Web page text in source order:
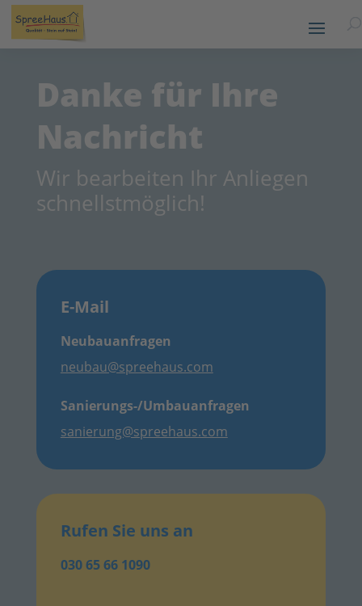
Danke für Ihre
Nachricht
Wir bearbeiten Ihr Anliegen
schnellstmöglich!
E-Mail
Neubauanfragen
neubau@spreehaus.com
Sanierungs-/Umbauanfragen
sanierung@spreehaus.com
Rufen Sie uns an
030 65 66 1090